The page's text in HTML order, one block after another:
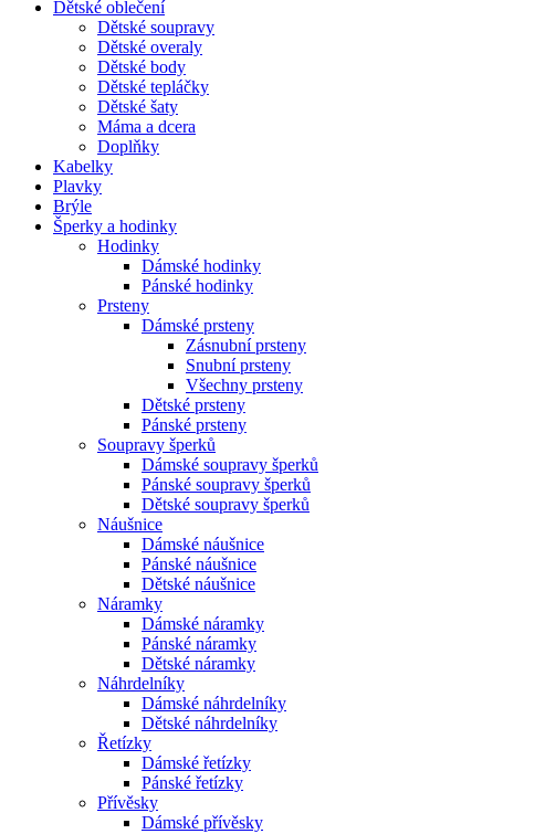
Dětské oblečení
Dětské soupravy
Dětské overaly
Dětské body
Dětské tepláčky
Dětské šaty
Máma a dcera
Doplňky
Kabelky
Plavky
Brýle
Šperky a hodinky
Hodinky
Dámské hodinky
Pánské hodinky
Prsteny
Dámské prsteny
Zásnubní prsteny
Snubní prsteny
Všechny prsteny
Dětské prsteny
Pánské prsteny
Soupravy šperků
Dámské soupravy šperků
Pánské soupravy šperků
Dětské soupravy šperků
Náušnice
Dámské náušnice
Pánské náušnice
Dětské náušnice
Náramky
Dámské náramky
Pánské náramky
Dětské náramky
Náhrdelníky
Dámské náhrdelníky
Dětské náhrdelníky
Řetízky
Dámské řetízky
Pánské řetízky
Přívěsky
Dámské přívěsky